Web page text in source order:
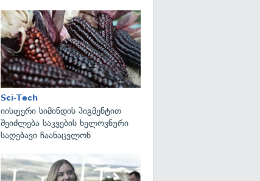
Sci-Tech
იისფერი სიმინდის პიგმენტით
შეიძლება საკვების ხელოვნური
საღებავი ჩაანაცვლონ